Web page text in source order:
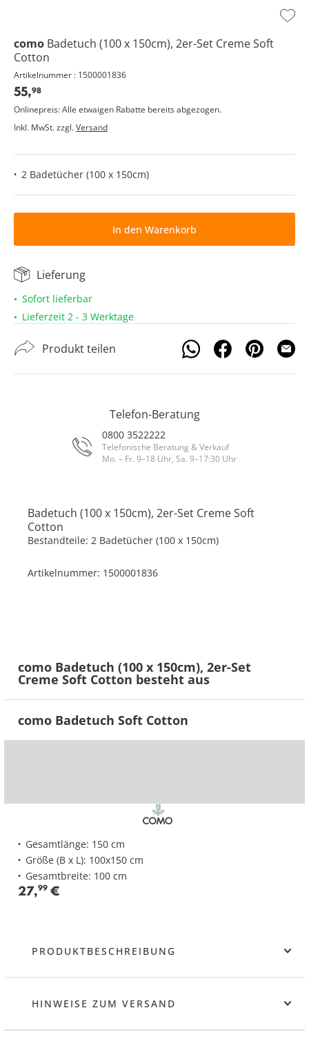
Zur
como Badetuch (100 x 150cm), 2er-Set CremeSoft
Cotton
Artikelnummer : 1500001836
55,98
Onlinepreis: Alle etwaigen Rabatte bereits abgezogen.
Inkl. MwSt. zzgl.Versand
2 Badetücher (100 x 150cm)
In den Warenkorb
Lieferung
Sofort lieferbar
Lieferzeit 2 - 3 Werktage
Produkt teilen
Telefon-Beratung
0800 3522222
Telefonische Beratung & Verkauf
Mo. – Fr. 9–18 Uhr, Sa. 9–17:30 Uhr
Badetuch (100 x 150cm), 2er-Set CremeSoft
Cotton
Bestandteile: 2 Badetücher (100 x 150cm)
Artikelnummer: 1500001836
como Badetuch (100 x 150cm), 2er-Set
Creme Soft Cotton besteht aus
como Badetuch Soft Cotton
Gesamtlänge: 150 cm
Größe (B x L): 100x150 cm
Gesamtbreite: 100 cm
27,99€
PRODUKTBESCHREIBUNG
HINWEISE ZUM VERSAND